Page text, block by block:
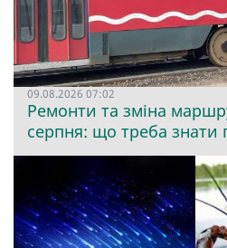
09.08.2026 07:02
Ремонти та зміна
серпня: що треба знати